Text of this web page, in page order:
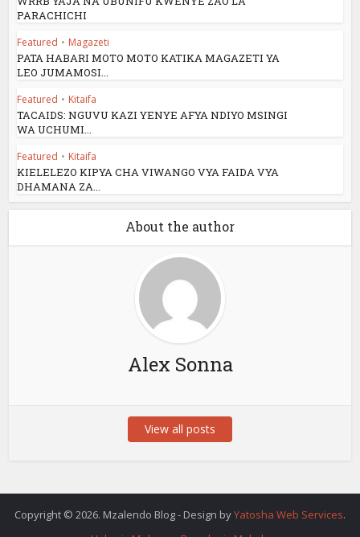
PARACHICHI
Featured • Magazeti
PATA HABARI MOTO MOTO KATIKA MAGAZETI YA
LEO JUMAMOSI...
Featured • Kitaifa
TACAIDS: NGUVU KAZI YENYE AFYA NDIYO MSINGI
WA UCHUMI...
Featured • Kitaifa
KIELELEZO KIPYA CHA VIWANGO VYA FAIDA VYA
DHAMANA ZA...
About the author
Alex Sonna
View all posts
Copyright © 2026. Mzalendo Blog - Design byYatosha Web Services.